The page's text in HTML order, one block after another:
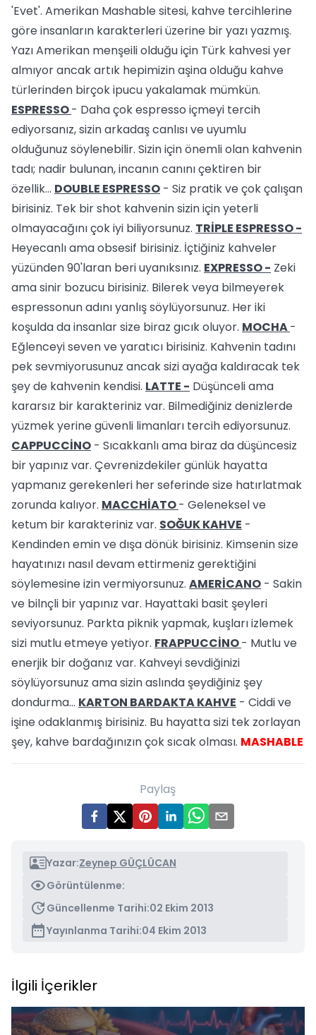
'Evet'. Amerikan Mashable sitesi, kahve tercihlerine
göre insanların karakterleri üzerine bir yazı yazmış.
Yazı Amerikan menşeili olduğu için Türk kahvesi yer
almıyor ancak artık hepimizin aşina olduğu kahve
türlerinden birçok ipucu yakalamak mümkün.
ESPRESSO- Daha çok espresso içmeyi tercih
ediyorsanız, sizin arkadaş canlısı ve uyumlu
olduğunuz söylenebilir. Sizin için önemli olan kahvenin
tadı; nadir bulunan, incanın canını çektiren bir
özellik... DOUBLE ESPRESSO - Siz pratik ve çok çalışan
birisiniz. Tek bir shot kahvenin sizin için yeterli
olmayacağını çok iyi biliyorsunuz. TRİPLE ESPRESSO -
Heyecanlı ama obsesif birisiniz. İçtiğiniz kahveler
yüzünden 90'laran beri uyanıksınız. EXPRESSO - Zeki
ama sinir bozucu birisiniz. Bilerek veya bilmeyerek
espressonun adını yanlış söylüyorsunuz. Her iki
koşulda da insanlar size biraz gıcık oluyor. MOCHA-
Eğlenceyi seven ve yaratıcı birisiniz. Kahvenin tadını
pek sevmiyorusunuz ancak sizi ayağa kaldıracak tek
şey de kahvenin kendisi. LATTE - Düşünceli ama
kararsız bir karakteriniz var. Bilmediğiniz denizlerde
yüzmek yerine güvenli limanları tercih ediyorsunuz.
CAPPUCCİNO - Sıcakkanlı ama biraz da düşüncesiz
bir yapınız var. Çevrenizdekiler günlük hayatta
yapmanız gerekenleri her seferinde size hatırlatmak
zorunda kalıyor. MACCHİATO- Geleneksel ve
ketum bir karakteriniz var. SOĞUK KAHVE -
Kendinden emin ve dışa dönük birisiniz. Kimsenin size
hayatınızı nasıl devam ettirmeniz gerektiğini
söylemesine izin vermiyorsunuz. AMERİCANO - Sakin
ve bilnçli bir yapınız var. Hayattaki basit şeyleri
seviyorsunuz. Parkta piknik yapmak, kuşları izlemek
sizi mutlu etmeye yetiyor. FRAPPUCCİNO- Mutlu ve
enerjik bir doğanız var. Kahveyi sevdiğinizi
söylüyorsunuz ama sizin aslında şeydiğiniz şey
dondurma... KARTON BARDAKTA KAHVE - Ciddi ve
işine odaklanmış birisiniz. Bu hayatta sizi tek zorlayan
şey, kahve bardağınızın çok sıcak olması. MASHABLE
Paylaş
Yazar:Zeynep GÜÇLÜCAN
Görüntülenme:
Güncellenme Tarihi:02 Ekim 2013
Yayınlanma Tarihi:04 Ekim 2013
İlgili İçerikler